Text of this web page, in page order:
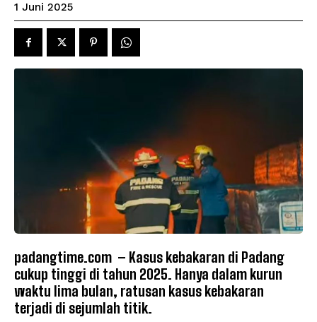
1 Juni 2025
padangtime.com – Kasus kebakaran di Padang
cukup tinggi di tahun 2025. Hanya dalam kurun
waktu lima bulan, ratusan kasus kebakaran
terjadi di sejumlah titik.